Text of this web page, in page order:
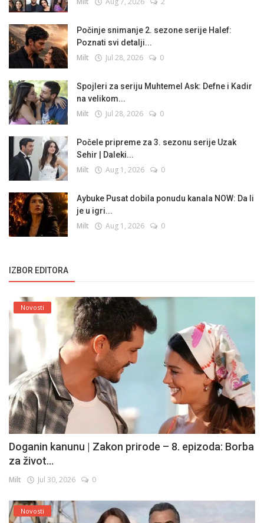
Počinje snimanje 2. sezone serije Halef:
Poznati svi detalji...
Milt Jul 28, 2026 0
Spojleri za seriju Muhtemel Ask: Defne i Kadir
na velikom...
Milt Jul 28, 2026 0
Počele pripreme za 3. sezonu serije Uzak
Sehir | Daleki...
Milt Aug 1, 2026 0
Aybuke Pusat dobila ponudu kanala NOW: Da li
je u igri...
Milt Aug 1, 2026 0
IZBOR EDITORA
Novosti
Doganin kanunu | Zakon prirode – 8. epizoda: Borba
za život...
Milt Jul 30, 2026 0
Novosti